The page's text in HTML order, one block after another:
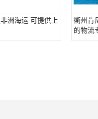
洲海运 可提供上
衢州肯
的物流